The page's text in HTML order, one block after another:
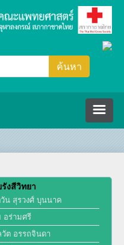
สีวิทยา
าร
งสีวิทยา
น สุรวงศ์ บุนนาค
อร่ามศรี
ต อรรถจินดา